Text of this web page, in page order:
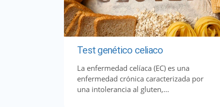
Test genético celiaco
La enfermedad celíaca (EC) es una
enfermedad crónica caracterizada por
una intolerancia al gluten,...